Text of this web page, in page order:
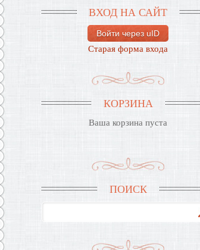
ВХОД НА САЙТ
Войти через uID
Старая форма входа
КОРЗИНА
Ваша корзина пуста
ПОИСК